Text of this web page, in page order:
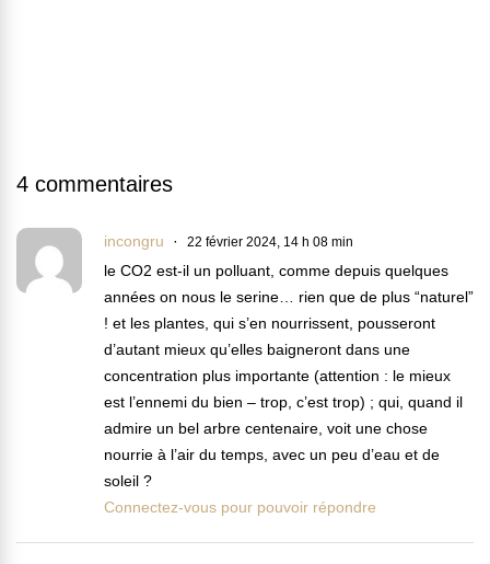
4 commentaires
incongru 22 février 2024, 14 h 08 min
le CO2 est-il un polluant, comme depuis quelques
années on nous le serine… rien que de plus “naturel”
! et les plantes, qui s’en nourrissent, pousseront
d’autant mieux qu’elles baigneront dans une
concentration plus importante (attention : le mieux
est l’ennemi du bien – trop, c’est trop) ; qui, quand il
admire un bel arbre centenaire, voit une chose
nourrie à l’air du temps, avec un peu d’eau et de
soleil ?
Connectez-vous pour pouvoir répondre